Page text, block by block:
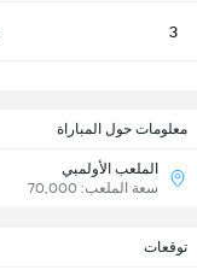
3
معلومات حول المباراة
الملعب الأولمبي
سعة الملعب: 70,000
توقعات